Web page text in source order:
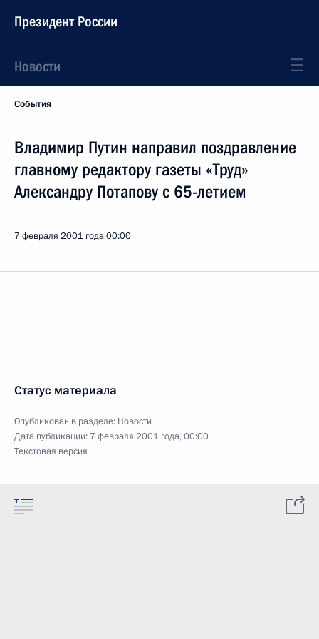
Президент России
Новости
События
Владимир Путин направил поздравление
главному редактору газеты «Труд»
Александру Потапову с 65-летием
7 февраля 2001 года00:00
Статус материала
Опубликован в разделе: Новости
Дата публикации: 7 февраля 2001 года, 00:00
Текстовая версия